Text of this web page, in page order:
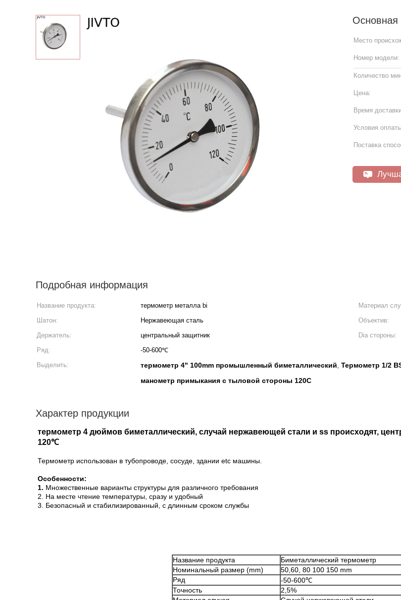
Место
Номер модели:
Количество
Цена:
Время
Условия
Поставка
Подробная информация
Название продукта: термометр металла bi Материал
Шатон:
Нержавеющая сталь Объектив:
Держатель:
центральный защитник Dia стороны:
Ряд:
-50-600℃
Выделить:
термометр 4" 100mm промышленный биметаллический, Термометр 1/2
манометр примыкания с тыловой стороны 120C
Характер продукции
термометр 4 дюймов биметаллический, случай нержавеющей стали и ss происходят,
120℃
Термометр использован в тубопроводе, сосуде, здании etc машины.
Особенности:
1. Множественные варианты структуры для различного требования
2. На месте чтение температуры, сразу и удобный
3. Безопасный и стабилизированный, с длинным сроком службы
Название продукта
Биметаллический термометр
Номинальный размер (mm)
50,60, 80 100 150 mm
Ряд
-50-600℃
Точность
2,5%